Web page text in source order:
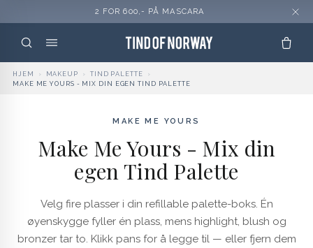
2 FOR 600,- PÅ MASCARA
HJEM › MAKEUP › TIND PALETTE
›
MAKE ME YOURS - MIX DIN EGEN TIND PALETTE
MAKE ME YOURS
Make Me Yours - Mix din
egen Tind Palette
Velg fire plasser i din refillable palette-boks. Én
øyenskygge fyller én plass, mens highlight, blush og
bronzer tar to. Klikk pans for å legge til — eller fjern dem